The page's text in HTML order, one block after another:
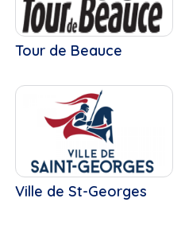
Tour de Beauce
Ville de St-Georges